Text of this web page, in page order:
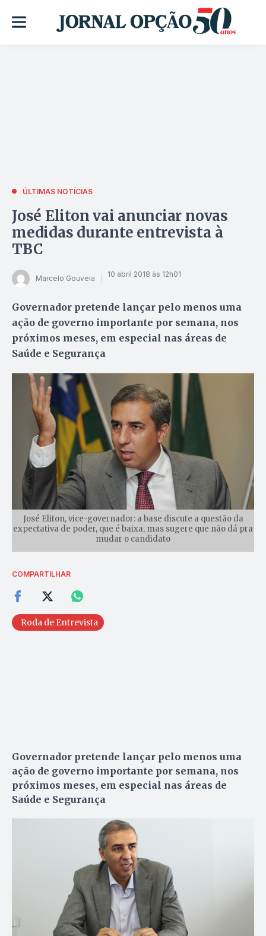
ÚLTIMAS NOTÍCIAS
José Eliton vai anunciar novas
medidas durante entrevista à
TBC
Marcelo Gouveia 10 abril 2018 às 12h01
Governador pretende lançar pelo menos uma
ação de governo importante por semana, nos
próximos meses, em especial nas áreas de
Saúde e Segurança
José Eliton, vice-governador: a base discute a questão da
expectativa de poder, que é baixa, mas sugere que não dá pra
mudar o candidato
COMPARTILHAR
Roda de Entrevista
Governador pretende lançar pelo menos uma
ação de governo importante por semana, nos
próximos meses, em especial nas áreas de
Saúde e Segurança